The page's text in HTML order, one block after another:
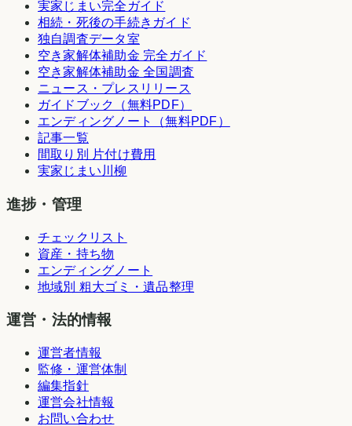
実家じまい完全ガイド
相続・死後の手続きガイド
独自調査データ室
空き家解体補助金 完全ガイド
空き家解体補助金 全国調査
ニュース・プレスリリース
ガイドブック（無料PDF）
エンディングノート（無料PDF）
記事一覧
間取り別 片付け費用
実家じまい川柳
進捗・管理
チェックリスト
資産・持ち物
エンディングノート
地域別 粗大ゴミ・遺品整理
運営・法的情報
運営者情報
監修・運営体制
編集指針
運営会社情報
お問い合わせ